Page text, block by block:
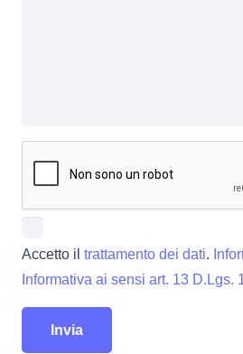
Accetto il trattamento dei dati.
Informativa ai sensi art. 13 D.Lgs.